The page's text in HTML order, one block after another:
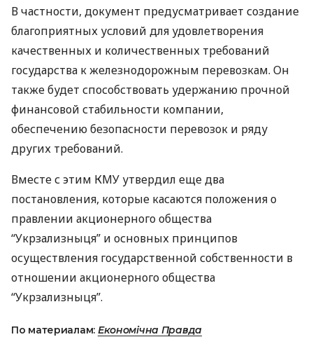
В частности, документ предусматривает создание
благоприятных условий для удовлетворения
качественных и количественных требований
государства к железнодорожным перевозкам. Он
также будет способствовать удержанию прочной
финансовой стабильности компании,
обеспечению безопасности перевозок и ряду
других требований.
Вместе с этим КМУ утвердил еще два
постановления, которые касаются положения о
правлении акционерного общества
“Укрзализныця” и основных принципов
осуществления государственной собственности в
отношении акционерного общества
“Укрзализныця”.
По материалам: Економічна Правда